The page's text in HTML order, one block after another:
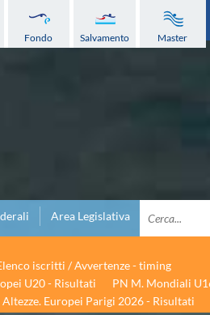
Fondo Salvamento Master
Area Legislativa
iscritti / Avvertenze - timing
U20 - Risultati
PN M. Mondiali
Europei Parigi 2026 - Risultati